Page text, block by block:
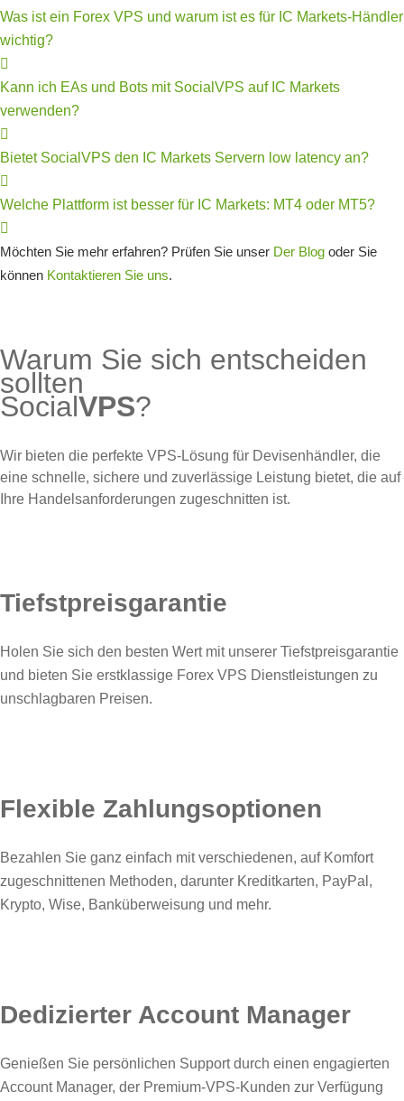
Was ist ein Forex VPS und warum ist es für IC Markets-Händler
wichtig?
Kann ich EAs und Bots mit SocialVPS auf IC Markets
verwenden?
Bietet SocialVPS den IC Markets Servern low latency an?
Welche Plattform ist besser für IC Markets: MT4 oder MT5?
Möchten Sie mehr erfahren? Prüfen Sie unser Der Blog oder Sie
können Kontaktieren Sie uns.
Warum Sie sich entscheiden
sollten
SocialVPS?
Wir bieten die perfekte VPS-Lösung für Devisenhändler, die
eine schnelle, sichere und zuverlässige Leistung bietet, die auf
Ihre Handelsanforderungen zugeschnitten ist.
Tiefstpreisgarantie
Holen Sie sich den besten Wert mit unserer Tiefstpreisgarantie
und bieten Sie erstklassige Forex VPS Dienstleistungen zu
unschlagbaren Preisen.
Flexible Zahlungsoptionen
Bezahlen Sie ganz einfach mit verschiedenen, auf Komfort
zugeschnittenen Methoden, darunter Kreditkarten, PayPal,
Krypto, Wise, Banküberweisung und mehr.
Dedizierter Account Manager
Genießen Sie persönlichen Support durch einen engagierten
Account Manager, der Premium-VPS-Kunden zur Verfügung